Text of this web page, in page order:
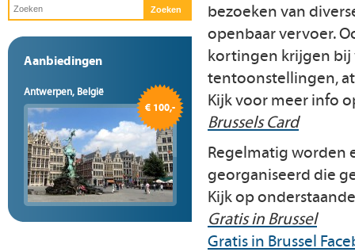
Aanbiedingen
Antwerpen, België
€ 100,-
bezoeken van
openbaar vervoer.
kortingen krijgen bij
tentoonstellingen,
Kijk voor meer info
Brussels Card
Regelmatig worden
georganiseerd die
Kijk op
Gratis in Brussel
Gratis in Brussel